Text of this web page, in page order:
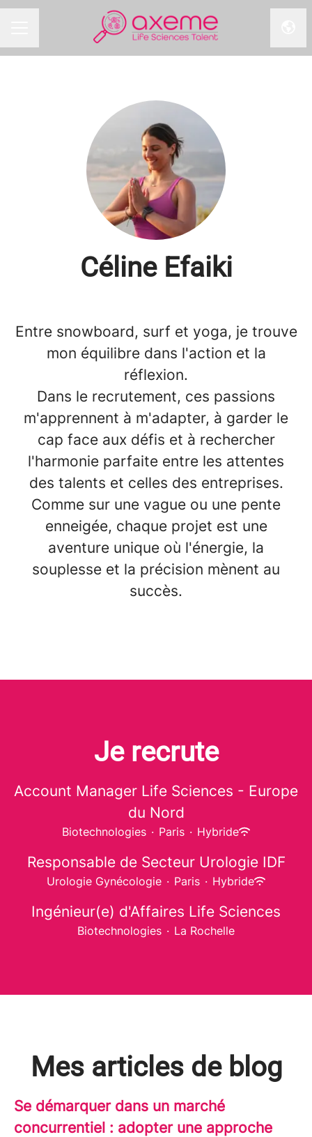
Céline Efaiki
Entre snowboard, surf et yoga, je trouve
mon équilibre dans l'action et la
réflexion.
Dans le recrutement, ces passions
m'apprennent à m'adapter, à garder le
cap face aux défis et à rechercher
l'harmonie parfaite entre les attentes
des talents et celles des entreprises.
Comme sur une vague ou une pente
enneigée, chaque projet est une
aventure unique où l'énergie, la
souplesse et la précision mènent au
succès.
Je recrute
Account Manager Life Sciences - Europe
du Nord
Biotechnologies · Paris · Hybride
Responsable de Secteur Urologie IDF
Urologie Gynécologie · Paris · Hybride
Ingénieur(e) d'Affaires Life Sciences
Biotechnologies · La Rochelle
Mes articles de blog
Se démarquer dans un marché
concurrentiel : adopter une approche